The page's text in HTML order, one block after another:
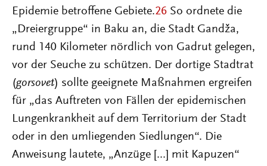
Epidemie betroffene Gebiete.26 So ordnete die
„Dreiergruppe“ in Baku an, die Stadt Gandža,
rund 140 Kilometer nördlich von Gadrut gelegen,
vor der Seuche zu schützen. Der dortige Stadtrat
(gorsovet) sollte geeignete Maßnahmen ergreifen
für „das Auftreten von Fällen der epidemischen
Lungenkrankheit auf dem Territorium der Stadt
oder in den umliegenden Siedlungen“. Die
Anweisung lautete, „Anzüge [...] mit Kapuzen“